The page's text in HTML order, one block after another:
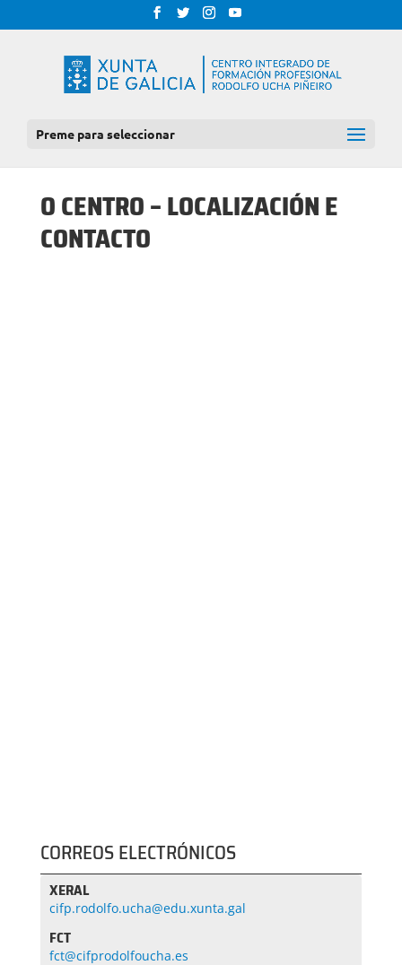
Preme para seleccionar
O CENTRO – LOCALIZACIÓN E
CONTACTO
CORREOS ELECTRÓNICOS
XERAL
cifp.rodolfo.ucha@edu.xunta.gal
FCT
fct@cifprodolfoucha.es